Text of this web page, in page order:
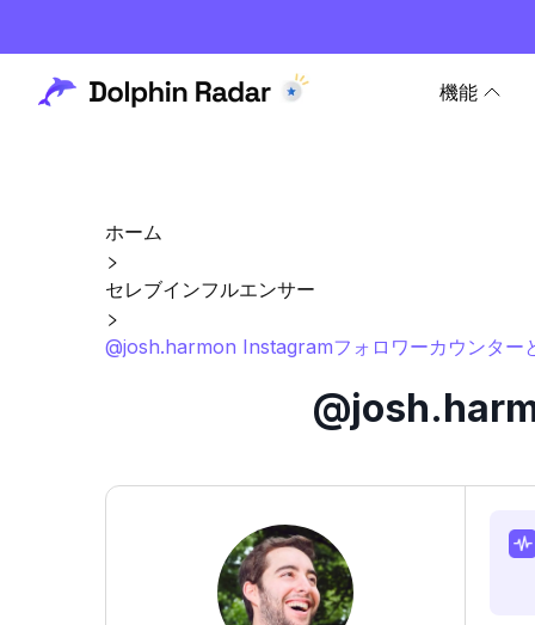
機能
ホーム
セレブインフルエンサー
@josh.harmon Instagramフォロワーカウンター